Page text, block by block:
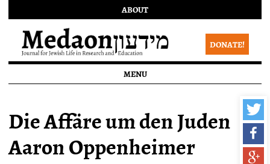
ABOUT
DONATE!
MENU
Die Affäre um den Juden
Aaron Oppenheimer